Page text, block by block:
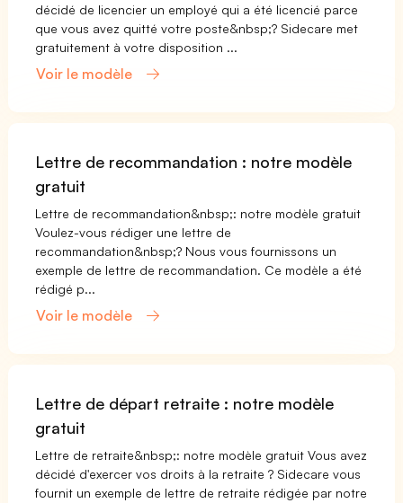
décidé de licencier un employé qui a été licencié parce
que vous avez quitté votre poste&nbsp;? Sidecare met
gratuitement à votre disposition ...
Voir le modèle
Lettre de recommandation : notre modèle
gratuit
Lettre de recommandation&nbsp;: notre modèle gratuit
Voulez-vous rédiger une lettre de
recommandation&nbsp;? Nous vous fournissons un
exemple de lettre de recommandation. Ce modèle a été
rédigé p...
Voir le modèle
Lettre de départ retraite : notre modèle
gratuit
Lettre de retraite&nbsp;: notre modèle gratuit Vous avez
décidé d'exercer vos droits à la retraite ? Sidecare vous
fournit un exemple de lettre de retraite rédigée par notre